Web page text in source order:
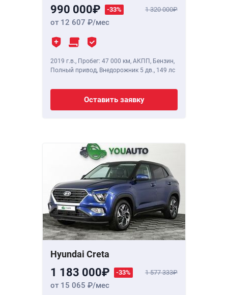
990 000 -33% 1 320 000
от 12 607 /мес
2019 г.в., Пробег: 47 000 км, АКПП, Бензин,
Полный привод, Внедорожник 5 дв., 149 лс
Оставить заявку
Hyundai Creta
1 183 000 -33% 1 577 333
от 15 065 /мес